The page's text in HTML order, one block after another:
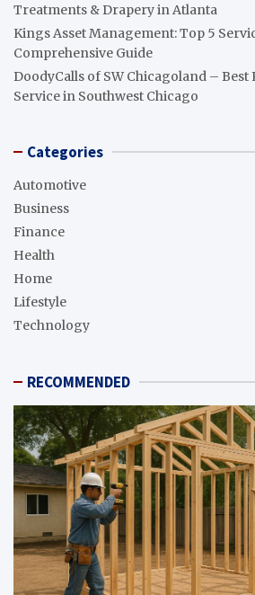
Treatments & Drapery in Atlanta
Kings Asset Management: Top 5
Comprehensive Guide
DoodyCalls of SW Chicagoland – Best
Service in Southwest Chicago
Categories
Automotive
Business
Finance
Health
Home
Lifestyle
Technology
RECOMMENDED